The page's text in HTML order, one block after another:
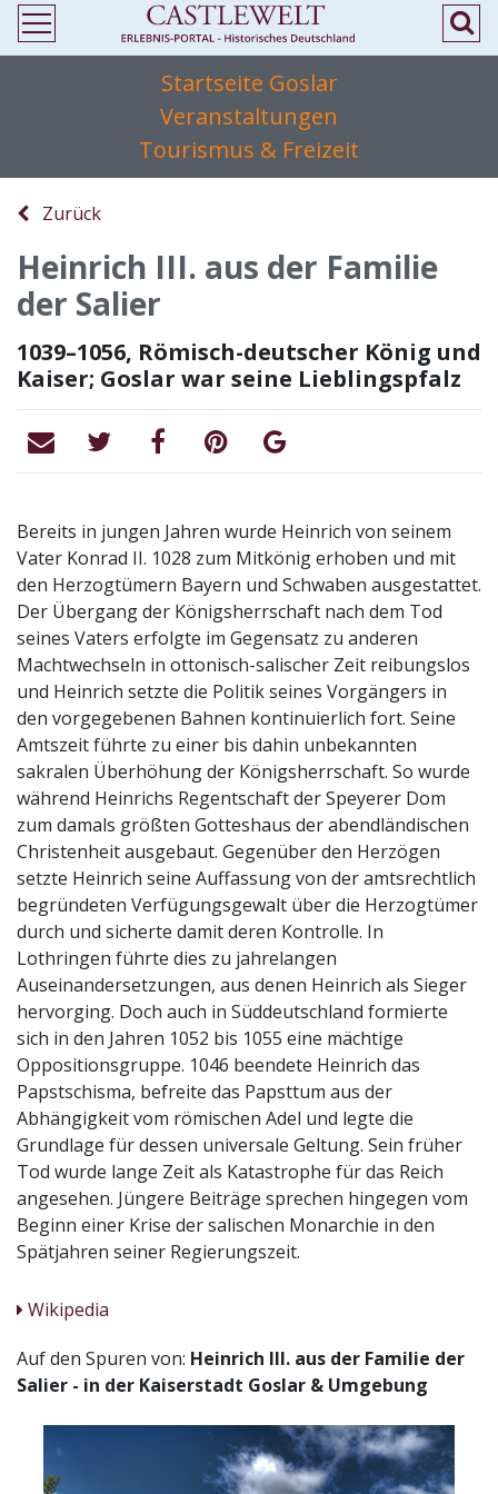
Startseite Goslar
Veranstaltungen
Tourismus & Freizeit
Zurück
Heinrich III. aus der Familie
der Salier
1039–1056, Römisch-deutscher König und
Kaiser; Goslar war seine Lieblingspfalz
Bereits in jungen Jahren wurde Heinrich von seinem
Vater Konrad II. 1028 zum Mitkönig erhoben und mit
den Herzogtümern Bayern und Schwaben ausgestattet.
Der Übergang der Königsherrschaft nach dem Tod
seines Vaters erfolgte im Gegensatz zu anderen
Machtwechseln in ottonisch-salischer Zeit reibungslos
und Heinrich setzte die Politik seines Vorgängers in
den vorgegebenen Bahnen kontinuierlich fort. Seine
Amtszeit führte zu einer bis dahin unbekannten
sakralen Überhöhung der Königsherrschaft. So wurde
während Heinrichs Regentschaft der Speyerer Dom
zum damals größten Gotteshaus der abendländischen
Christenheit ausgebaut. Gegenüber den Herzögen
setzte Heinrich seine Auffassung von der amtsrechtlich
begründeten Verfügungsgewalt über die Herzogtümer
durch und sicherte damit deren Kontrolle. In
Lothringen führte dies zu jahrelangen
Auseinandersetzungen, aus denen Heinrich als Sieger
hervorging. Doch auch in Süddeutschland formierte
sich in den Jahren 1052 bis 1055 eine mächtige
Oppositionsgruppe. 1046 beendete Heinrich das
Papstschisma, befreite das Papsttum aus der
Abhängigkeit vom römischen Adel und legte die
Grundlage für dessen universale Geltung. Sein früher
Tod wurde lange Zeit als Katastrophe für das Reich
angesehen. Jüngere Beiträge sprechen hingegen vom
Beginn einer Krise der salischen Monarchie in den
Spätjahren seiner Regierungszeit.
Wikipedia
Auf den Spuren von: Heinrich III. aus der Familie der
Salier - in der Kaiserstadt Goslar & Umgebung